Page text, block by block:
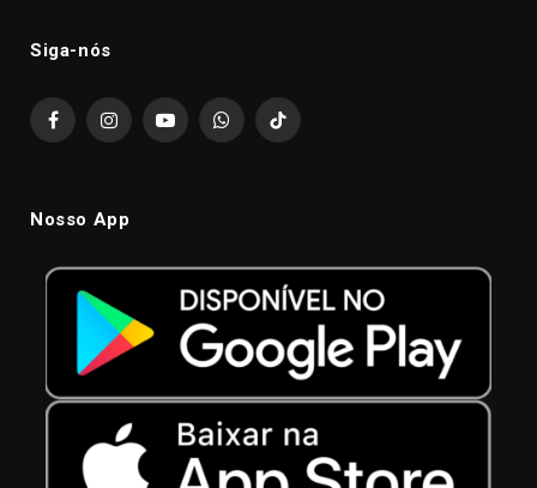
Siga-nós
FacebookInstagramYouTubeWhatsAppTikTok
Nosso App